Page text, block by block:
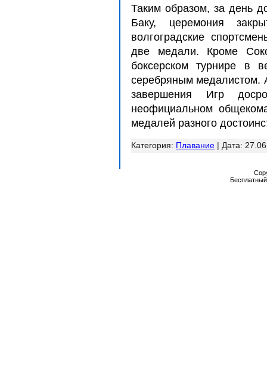
Таким образом, за день
Баку, церемония
волгоградские
две медали. Кроме
боксерском турнире в
серебряным медалистом.
завершения Игр
неофициальном
медалей разного
Категория: Плавание | Дата: